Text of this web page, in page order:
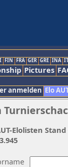
FIN FRA GER GRE INA
Pictures
anmelden Elo
Elolisten